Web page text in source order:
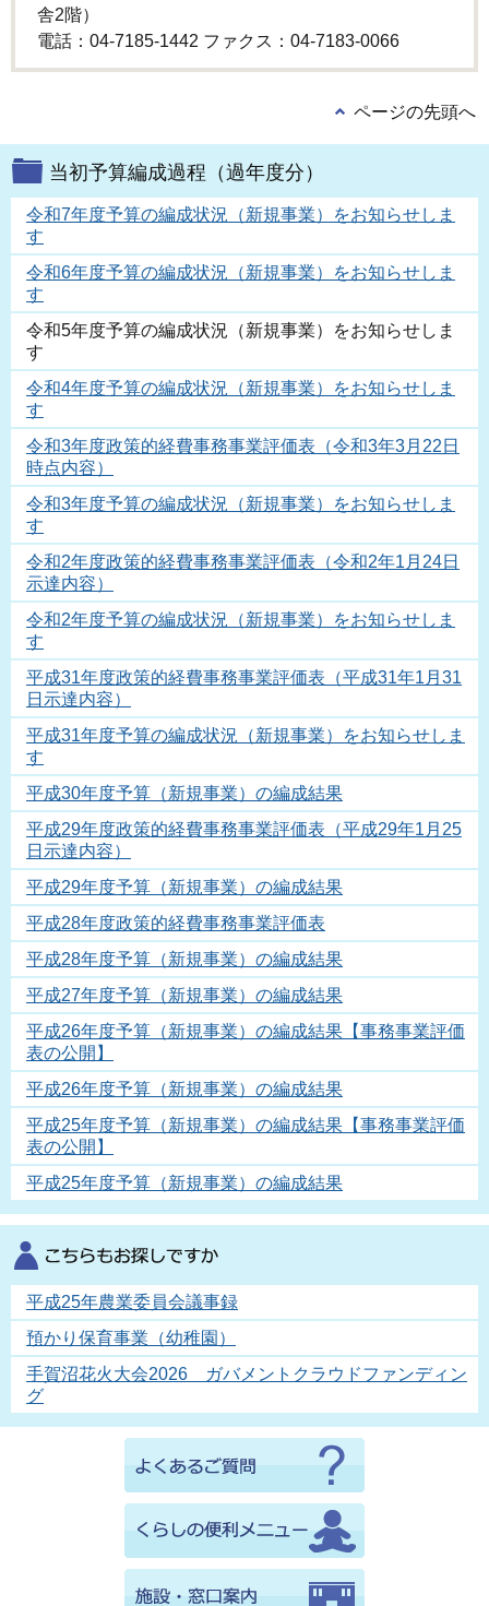
舎2階）
電話：04-7185-1442 ファクス：04-7183-0066
ページの先頭へ
当初予算編成過程（過年度分）
令和7年度予算の編成状況（新規事業）をお知らせしま
す
令和6年度予算の編成状況（新規事業）をお知らせしま
す
令和5年度予算の編成状況（新規事業）をお知らせしま
す
令和4年度予算の編成状況（新規事業）をお知らせしま
す
令和3年度政策的経費事務事業評価表（令和3年3月22日
時点内容）
令和3年度予算の編成状況（新規事業）をお知らせしま
す
令和2年度政策的経費事務事業評価表（令和2年1月24日
示達内容）
令和2年度予算の編成状況（新規事業）をお知らせしま
す
平成31年度政策的経費事務事業評価表（平成31年1月31
日示達内容）
平成31年度予算の編成状況（新規事業）をお知らせしま
す
平成30年度予算（新規事業）の編成結果
平成29年度政策的経費事務事業評価表（平成29年1月25
日示達内容）
平成29年度予算（新規事業）の編成結果
平成28年度政策的経費事務事業評価表
平成28年度予算（新規事業）の編成結果
平成27年度予算（新規事業）の編成結果
平成26年度予算（新規事業）の編成結果【事務事業評価
表の公開】
平成26年度予算（新規事業）の編成結果
平成25年度予算（新規事業）の編成結果【事務事業評価
表の公開】
平成25年度予算（新規事業）の編成結果
平成25年農業委員会議事録
預かり保育事業（幼稚園）
手賀沼花火大会2026 ガバメントクラウドファンディン
グ